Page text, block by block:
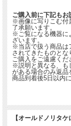
ご購入前に下記もお
※画像に写りこむ付
了承願います。
※ご覧になる機器に
ざいます。
※当店で扱う商品は
されてきたものと
ご購入をご遠慮くだ
※説明と異なる、も
がある場合のみ返品
商品到着後5日以内
【オールドノリタケ